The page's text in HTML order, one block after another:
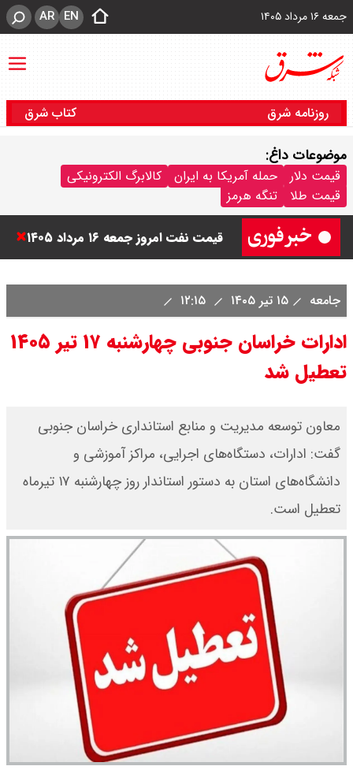
جمعه ۱۶ مرداد ۱۴۰۵ EN
AR
روزنامه شرق کتاب شرق
موضوعات داغ:
قیمت دلار حمله آمریکا به ایران
کالابرگ الکترونیکی
قیمت طلا
تنگه هرمز ۱۴۰۵ اعلام شد/ طلا بر مدار صعود
قیمت نفت امروز جمعه ۱۶ مرداد ۱۴۰۵
چرا معوقات بازنشستگان تامین
اجتماعی پرداخت نمی شود؟
اعلام شد
قیمت بیت کوین،تتر و اتریوم امروز
جمعه ۱۶ مرداد۱۴۰۵ / قیمت بیت
جامعه ۱۵ تیر ۱۴۰۵
ادارات خراسان جنوبی چهارشنبه ۱۷ تیر ۱۴۰۵
تعطیل شد
معاون توسعه مدیریت و منابع استانداری خراسان جنوبی
گفت: ادارات، دستگاه‌های اجرایی، مراکز آموزشی و
دانشگاه‌های استان به دستور استاندار روز چهارشنبه ۱۷ تیرماه
تعطیل است.